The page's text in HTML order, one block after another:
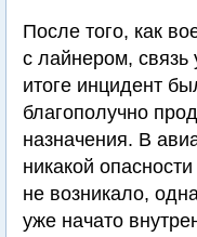
После того, как
с лайнером, связь
итоге инцидент
благополучно
назначения. В
никакой
не возникало,
уже начато